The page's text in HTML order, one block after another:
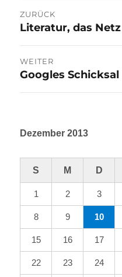
ZURÜCK
Vorheriger
Literatur, das
WEITER
Nächster
Googles Schicksal
Dezember 2013
S M D
1 2 3
8 9 10
15 16 17
22 23 24